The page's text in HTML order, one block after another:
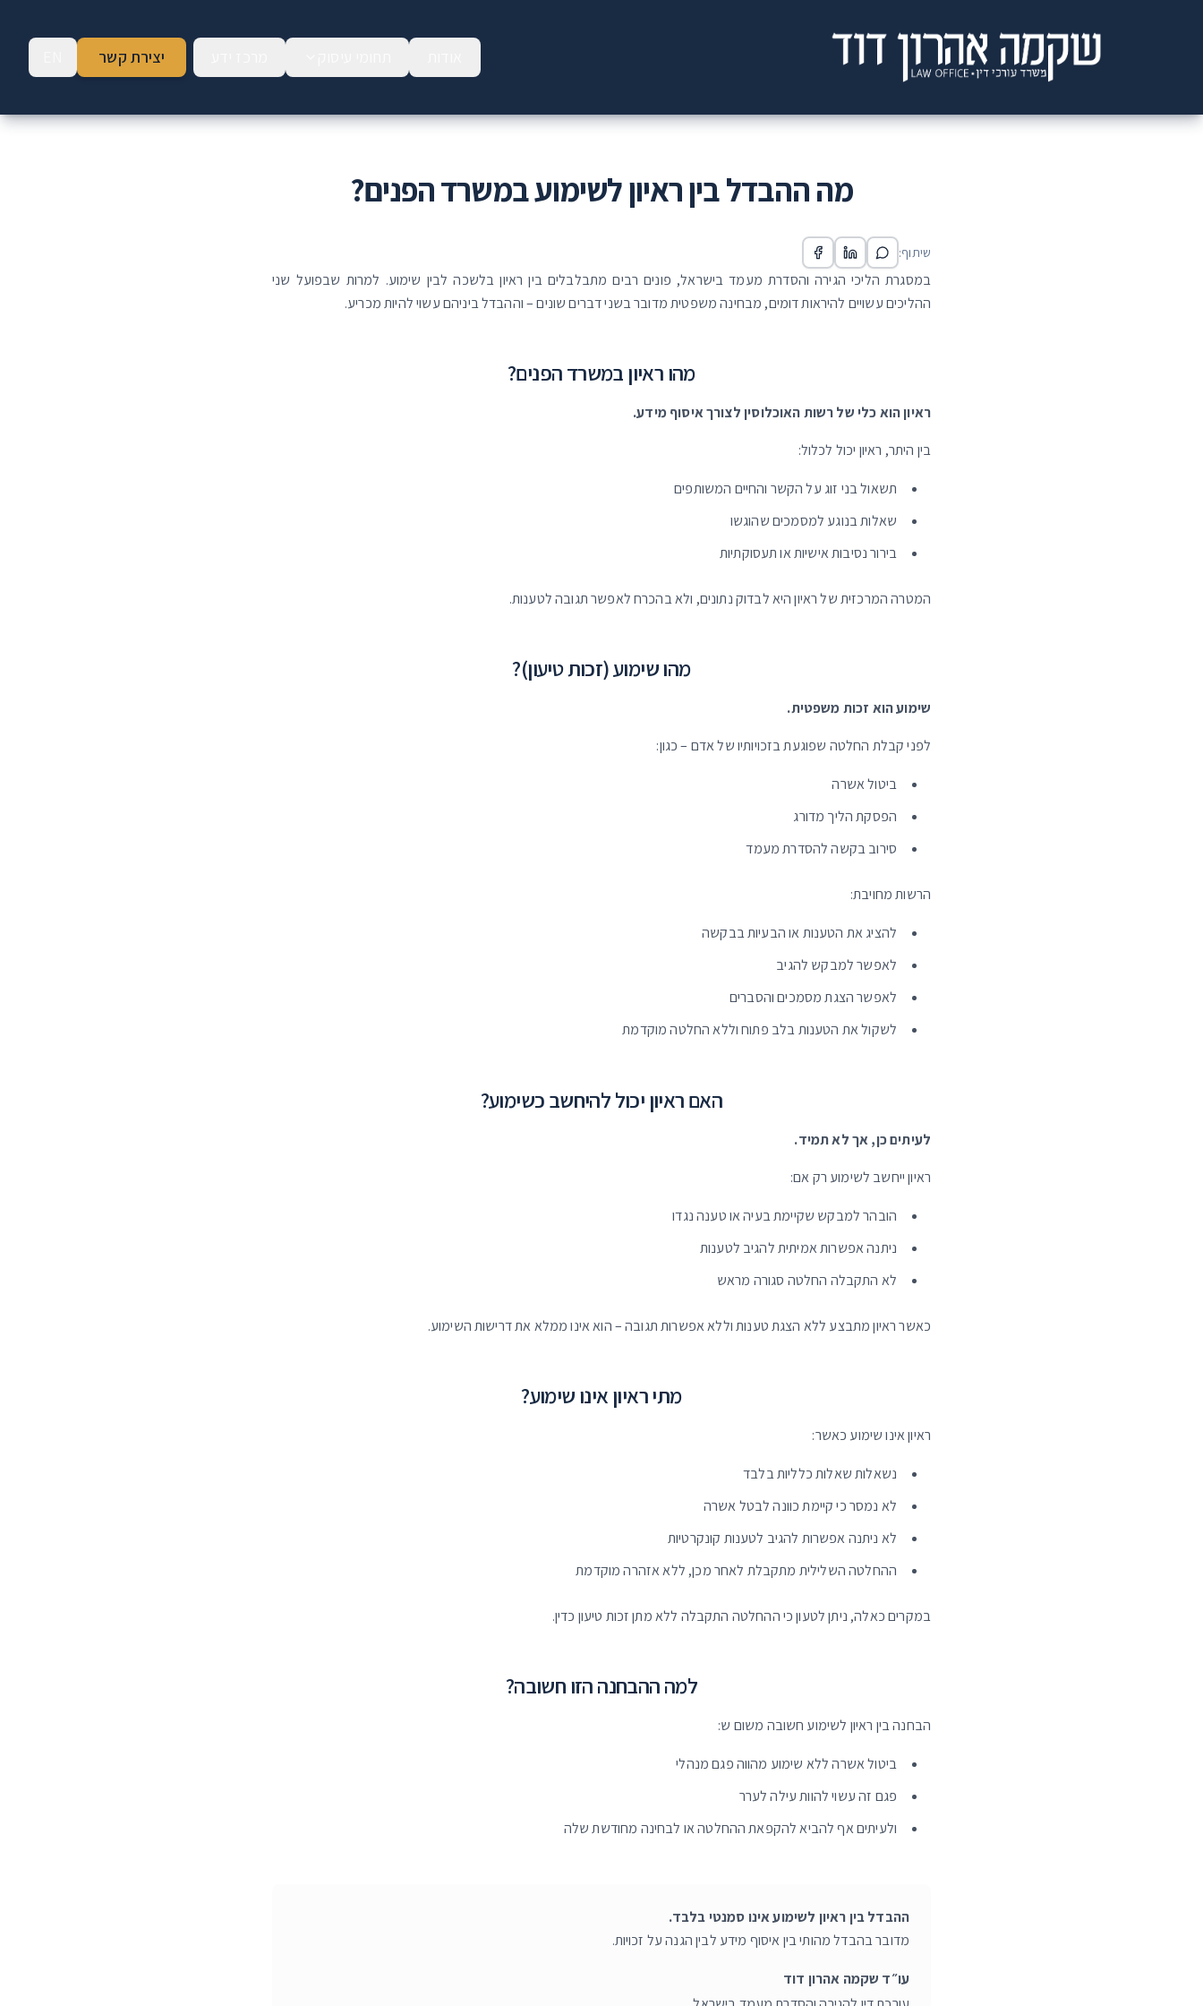
יצירת קשר
מה ההבדל בין ראיון לשימוע במשרד הפנים?
שיתוף:
במסגרת הליכי הגירה והסדרת מעמד בישראל, פונים רבים מתבלבלים בין ראיון בלשכה לבין שימוע. למרות שבפועל שני
ההליכים עשויים להיראות דומים, מבחינה משפטית מדובר בשני דברים שונים – וההבדל ביניהם עשוי להיות מכריע.
מהו ראיון במשרד הפנים?
ראיון הוא כלי של רשות האוכלוסין לצורך איסוף מידע.
בין היתר, ראיון יכול לכלול:
תשאול בני זוג על הקשר והחיים המשותפים
שאלות בנוגע למסמכים שהוגשו
בירור נסיבות אישיות או תעסוקתיות
המטרה המרכזית של ראיון היא לבדוק נתונים, ולא בהכרח לאפשר תגובה לטענות.
מהו שימוע (זכות טיעון)?
שימוע הוא זכות משפטית.
לפני קבלת החלטה שפוגעת בזכויותיו של אדם – כגון:
ביטול אשרה
הפסקת הליך מדורג
סירוב בקשה להסדרת מעמד
הרשות מחויבת:
להציג את הטענות או הבעיות בבקשה
לאפשר למבקש להגיב
לאפשר הצגת מסמכים והסברים
לשקול את הטענות בלב פתוח וללא החלטה מוקדמת
האם ראיון יכול להיחשב כשימוע?
לעיתים כן, אך לא תמיד.
ראיון ייחשב לשימוע רק אם:
הובהר למבקש שקיימת בעיה או טענה נגדו
ניתנה אפשרות אמיתית להגיב לטענות
לא התקבלה החלטה סגורה מראש
כאשר ראיון מתבצע ללא הצגת טענות וללא אפשרות תגובה – הוא אינו ממלא את דרישות השימוע.
מתי ראיון אינו שימוע?
ראיון אינו שימוע כאשר:
נשאלות שאלות כלליות בלבד
לא נמסר כי קיימת כוונה לבטל אשרה
לא ניתנה אפשרות להגיב לטענות קונקרטיות
ההחלטה השלילית מתקבלת לאחר מכן, ללא אזהרה מוקדמת
במקרים כאלה, ניתן לטעון כי ההחלטה התקבלה ללא מתן זכות טיעון כדין.
למה ההבחנה הזו חשובה?
הבחנה בין ראיון לשימוע חשובה משום ש:
ביטול אשרה ללא שימוע מהווה פגם מנהלי
פגם זה עשוי להוות עילה לערר
ולעיתים אף להביא להקפאת ההחלטה או לבחינה מחודשת שלה
ההבדל בין ראיון לשימוע אינו סמנטי בלבד.
מדובר בהבדל מהותי בין איסוף מידע לבין הגנה על זכויות.
עו״ד שקמה אהרון דוד